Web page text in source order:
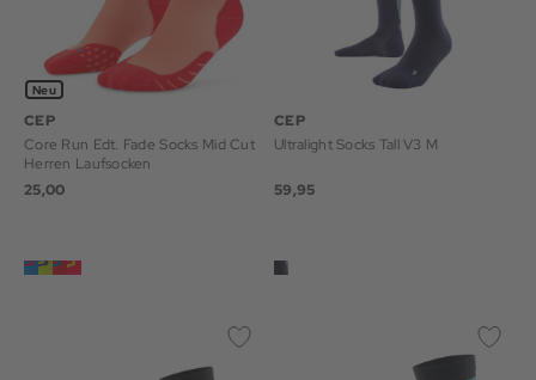
Neu
CEP
Core Run Edt. Fade Socks Mid Cut
Herren Laufsocken
25,00
CEP
Ultralight Socks Tall V3 M
59,95